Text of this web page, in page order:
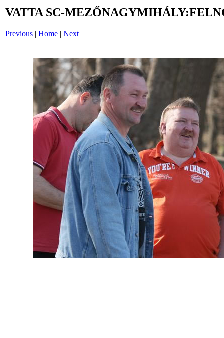
VATTA SC-
Previous | Home | Next